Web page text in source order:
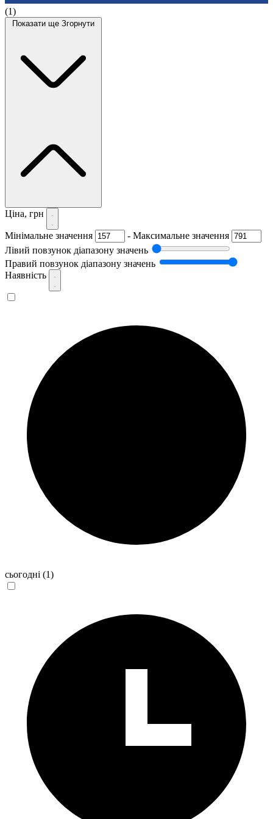
(1)
Показати ще Згорнути
Ціна, грн
Мінімальне значення - Максимальне значення
Лівий повзунок діапазону значень
Правий повзунок діапазону значень
Наявність
сьогодні (1)